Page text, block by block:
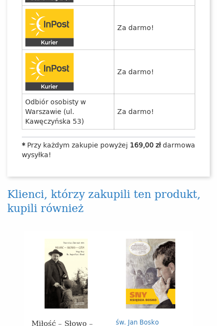
Za darmo!
Za darmo!
Odbiór osobisty w
Warszawie (ul.
Kawęczyńska 53)
Za darmo!
* Przy każdym zakupie powyżej 169,00 złdarmowa
wysyłka!
Klienci, którzy zakupili ten produkt,
kupili również
Miłość – Słowo –
św. Jan Bosko